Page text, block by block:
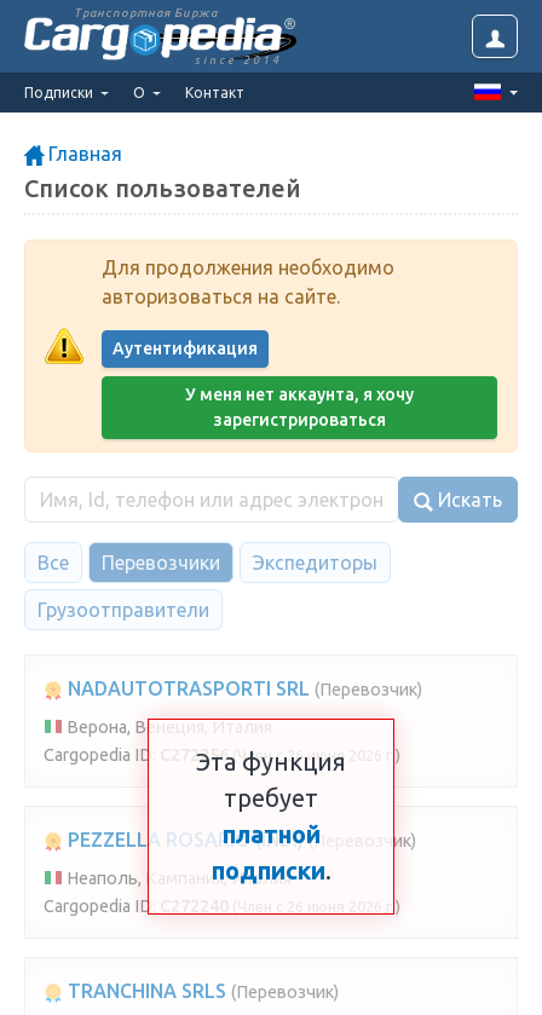
Транспортная Биржа
since 2014
Подписки О Контакт
Главная
Список пользователей
Для продолжения необходимо
авторизоваться на сайте.
Аутентификация
У меня нет аккаунта, я хочу
зарегистрироваться
Искать
Все Перевозчики Экспедиторы
Грузоотправители
NADAUTOTRASPORTI SRL (Перевозчик)
Верона, Венеция, Италия
Cargopedia ID:
C272256 (Член с 26 июня 2026 г.)
PEZZELLA ROSARIO (IND.) (Перевозчик)
Неаполь, Кампания, Италия
Cargopedia ID:
(Член с 26 июня 2026 г.)
TRANCHINA SRLS (Перевозчик)
Эта функция
требует
платной
подписки.